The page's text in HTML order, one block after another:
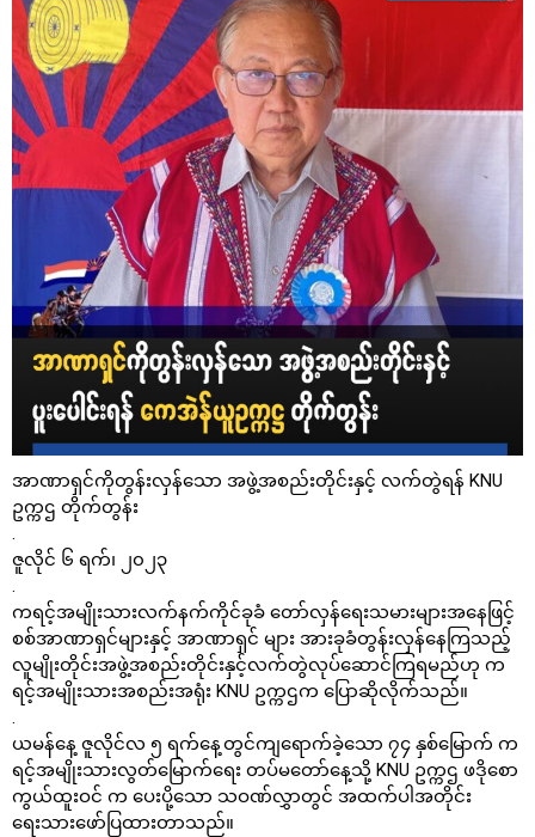
အာဏာရှင်ကိုတွန်းလှန်သော အဖွဲ့အစည်းတိုင်းနှင့် လက်တွဲရန် KNU
ဥက္ကဌ တိုက်တွန်း
.
ဇူလိုင် ၆ ရက်၊ ၂၀၂၃
.
ကရင့်အမျိုးသားလက်နက်ကိုင်ခုခံ တော်လှန်ရေးသမားများအနေဖြင့်
စစ်အာဏာရှင်များနှင့် အာဏာရှင် များ အားခုခံတွန်းလှန်နေကြသည့်
လူမျိုးတိုင်းအဖွဲ့အစည်းတိုင်းနှင့်လက်တွဲလုပ်ဆောင်ကြရမည်ဟု က
ရင့်အမျိုးသားအစည်းအရုံး KNU ဥက္ကဌက ပြောဆိုလိုက်သည်။
.
ယမန်နေ့ ဇူလိုင်လ ၅ ရက်နေ့တွင်ကျရောက်ခဲ့သော ၇၄ နှစ်မြောက် က
ရင့်အမျိုးသားလွတ်မြောက်ရေး တပ်မတော်နေ့သို့ KNU ဥက္ကဌ ဖဒိုစော
ကွယ်ထူးဝင် က ပေးပို့သော သဝဏ်လွှာတွင် အထက်ပါအတိုင်း
ရေးသားဖော်ပြထားတာသည်။